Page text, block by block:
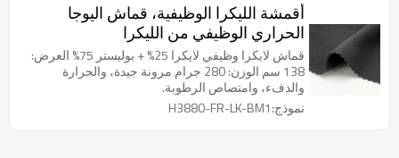
أقمشة الليكرا الوظيفية، قماش اليوجا
الحراري الوظيفي من الليكرا
قماش لايكرا وظيفي لايكرا 25% + بوليستر 75% العرض:
138 سم الوزن: 280 جرام مرونة جيدة، والحرارة
والدفء، وامتصاص الرطوبة.
نموذج:H3880-FR-LK-BM1